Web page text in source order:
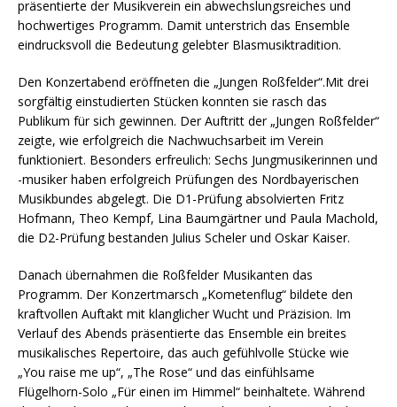
präsentierte der Musikverein ein abwechslungsreiches und
hochwertiges Programm. Damit unterstrich das Ensemble
eindrucksvoll die Bedeutung gelebter Blasmusiktradition.
Den Konzertabend eröffneten die „Jungen Roßfelder“.Mit drei
sorgfältig einstudierten Stücken konnten sie rasch das
Publikum für sich gewinnen. Der Auftritt der „Jungen Roßfelder“
zeigte, wie erfolgreich die Nachwuchsarbeit im Verein
funktioniert. Besonders erfreulich: Sechs Jungmusikerinnen und
-musiker haben erfolgreich Prüfungen des Nordbayerischen
Musikbundes abgelegt. Die D1-Prüfung absolvierten Fritz
Hofmann, Theo Kempf, Lina Baumgärtner und Paula Machold,
die D2-Prüfung bestanden Julius Scheler und Oskar Kaiser.
Danach übernahmen die Roßfelder Musikanten das
Programm. Der Konzertmarsch „Kometenflug“ bildete den
kraftvollen Auftakt mit klanglicher Wucht und Präzision. Im
Verlauf des Abends präsentierte das Ensemble ein breites
musikalisches Repertoire, das auch gefühlvolle Stücke wie
„You raise me up“, „The Rose“ und das einfühlsame
Flügelhorn-Solo „Für einen im Himmel“ beinhaltete. Während